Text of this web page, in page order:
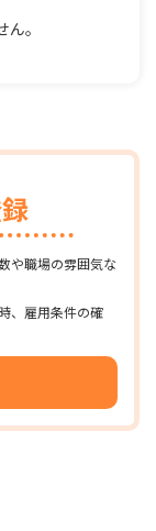
。
や職場の雰囲気な
、雇用条件の確